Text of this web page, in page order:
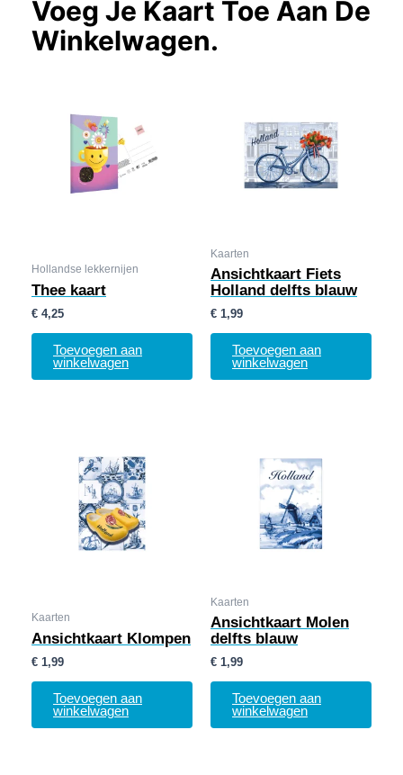
Voeg Je Kaart Toe Aan De
Winkelwagen.
Hollandse lekkernijen
Thee kaart
€ 4,25
Toevoegen aan
winkelwagen
Kaarten
Ansichtkaart Fiets
Holland delfts blauw
€ 1,99
Toevoegen aan
winkelwagen
Kaarten
Ansichtkaart Klompen
€ 1,99
Toevoegen aan
winkelwagen
Kaarten
Ansichtkaart Molen
delfts blauw
€ 1,99
Toevoegen aan
winkelwagen